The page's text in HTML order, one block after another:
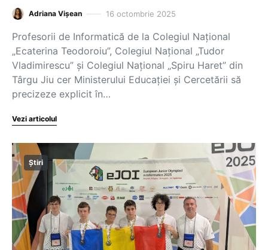
Adriana Vișean 16 octombrie 2025
Profesorii de Informatică de la Colegiul Național
„Ecaterina Teodoroiu”, Colegiul Național „Tudor
Vladimirescu” și Colegiul Național „Spiru Haret” din
Târgu Jiu cer Ministerului Educației și Cercetării să
precizeze explicit în…
Vezi articolul
Știri